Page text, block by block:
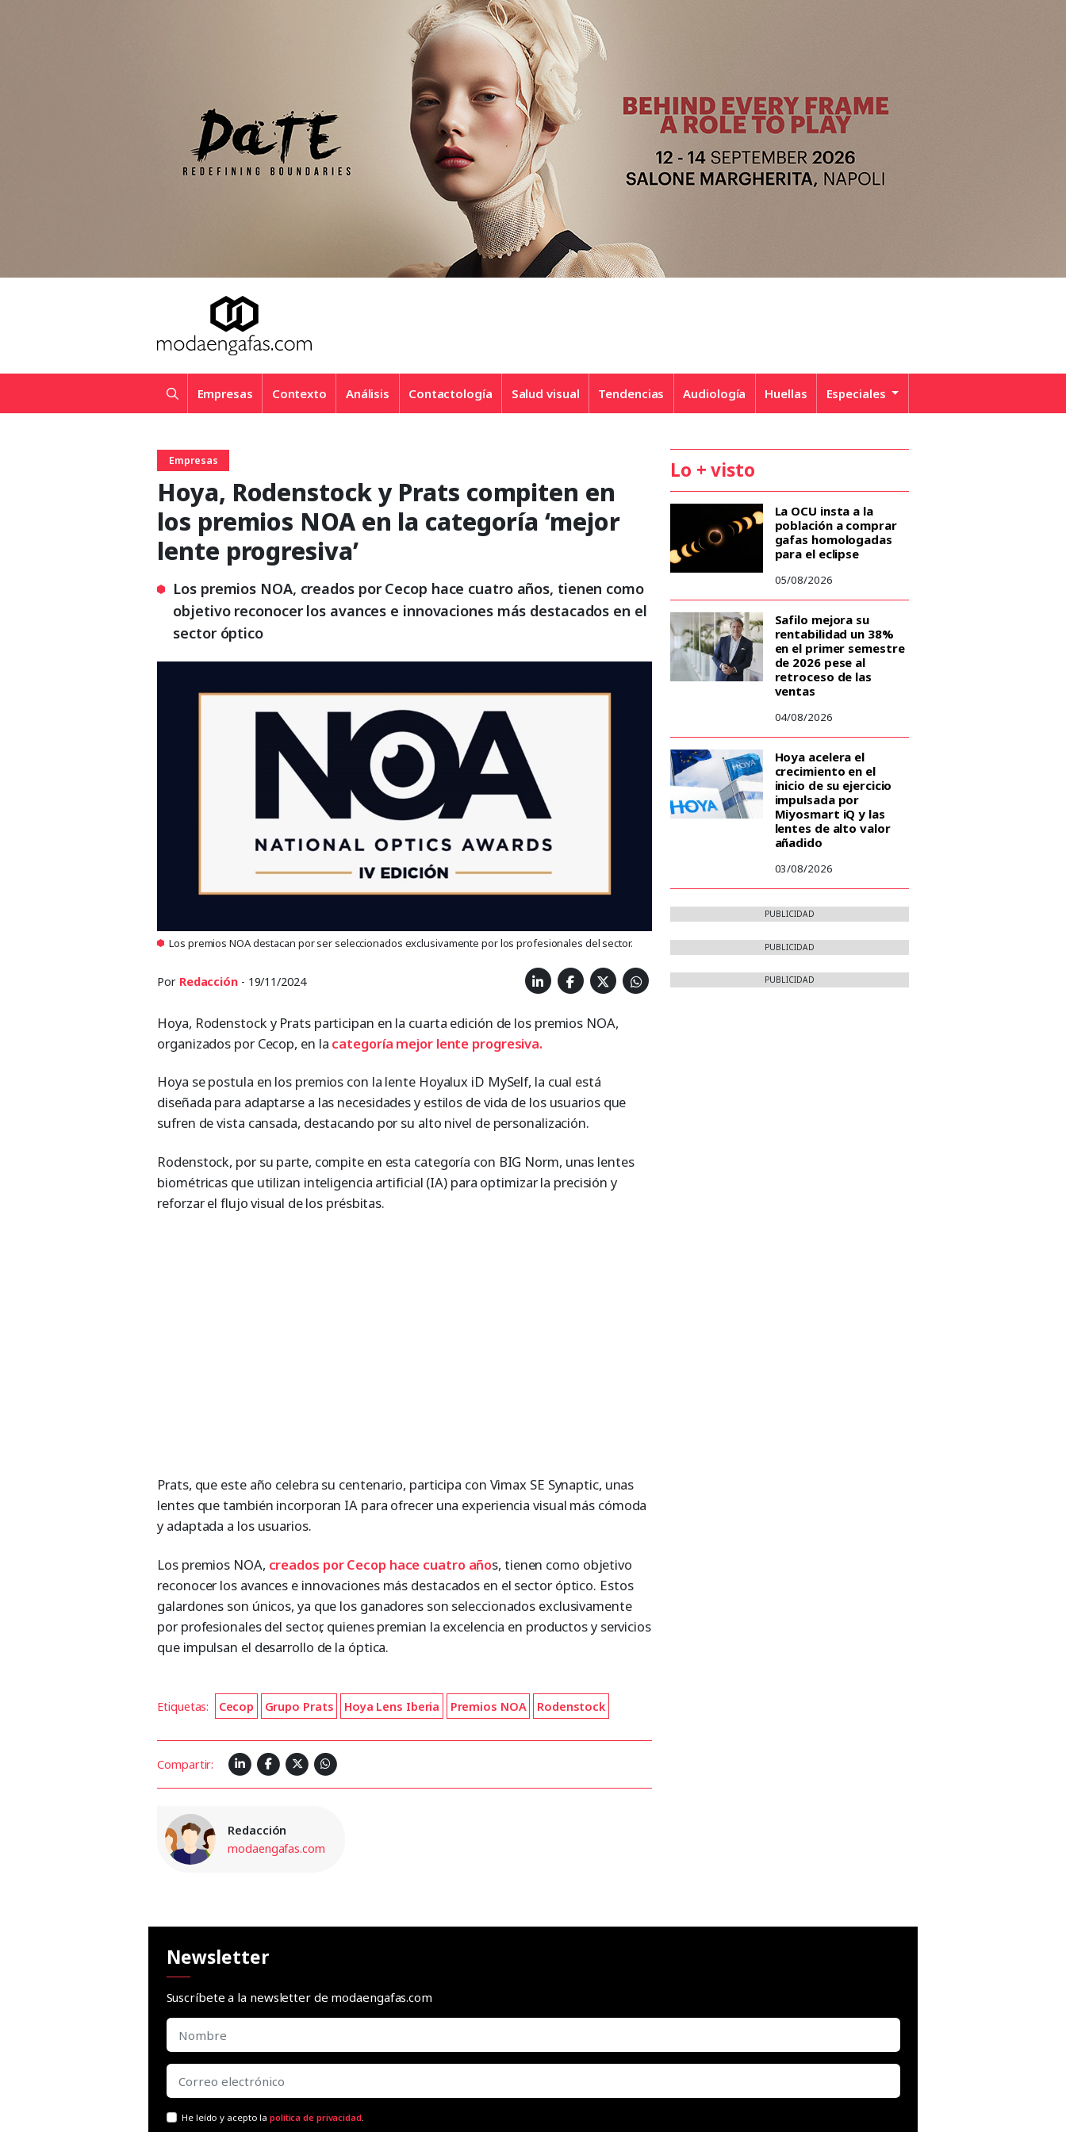
Empresas Contexto Análisis Contactología Salud visual Tendencias Audiología Huellas Especiales
Empresas
Hoya, Rodenstock y Prats compiten en
los premios NOA en la categoría ‘mejor
lente progresiva’
Los premios NOA, creados por Cecop hace cuatro años, tienen como
objetivo reconocer los avances e innovaciones más destacados en el
sector óptico
Los premios NOA destacan por ser seleccionados exclusivamente por los profesionales del sector.
Por Redacción- 19/11/2024
Hoya, Rodenstock y Prats participan en la cuarta edición de los premios NOA,
organizados por Cecop, en la categoría mejor lente progresiva.
Hoya se postula en los premios con la lente Hoyalux iD MySelf, la cual está
diseñada para adaptarse a las necesidades y estilos de vida de los usuarios que
sufren de vista cansada, destacando por su alto nivel de personalización.
Rodenstock, por su parte, compite en esta categoría con BIG Norm, unas lentes
biométricas que utilizan inteligencia artificial (IA) para optimizar la precisión y
reforzar el flujo visual de los présbitas.
Prats, que este año celebra su centenario, participa con Vimax SE Synaptic, unas
lentes que también incorporan IA para ofrecer una experiencia visual más cómoda
y adaptada a los usuarios.
Los premios NOA, creados por Cecop hace cuatro años, tienen como objetivo
reconocer los avances e innovaciones más destacados en el sector óptico. Estos
galardones son únicos, ya que los ganadores son seleccionados exclusivamente
por profesionales del sector, quienes premian la excelencia en productos y servicios
que impulsan el desarrollo de la óptica.
Etiquetas: Cecop Grupo Prats Hoya Lens Iberia Premios NOA Rodenstock
Compartir:
Redacción
modaengafas.com
Lo + visto
La OCU insta a la
población a comprar
gafas homologadas
para el eclipse
05/08/2026
Safilo mejora su
rentabilidad un 38%
en el primer semestre
de 2026 pese al
retroceso de las
ventas
04/08/2026
Hoya acelera el
crecimiento en el
inicio de su ejercicio
impulsada por
Miyosmart iQ y las
lentes de alto valor
añadido
03/08/2026
PUBLICIDAD
PUBLICIDAD
PUBLICIDAD
Newsletter
Suscríbete a la newsletter de modaengafas.com
He leído y acepto lapolítica de privacidad.